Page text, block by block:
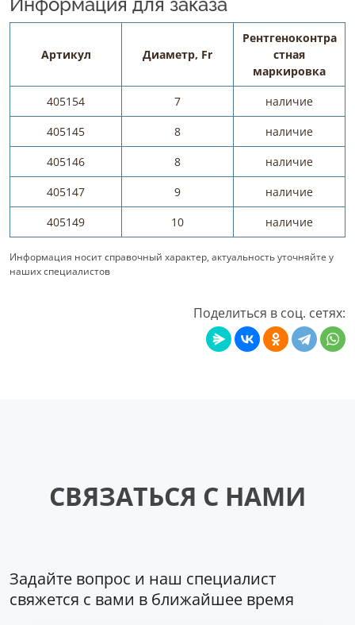
Артикул Диаметр, Fr
Рентгеноконтра
стная
маркировка
405154
7
наличие
405145
8
наличие
405146
8
наличие
405147
9
наличие
405149
10 наличие
Информация носит справочный характер, актуальность уточняйте у
наших специалистов
Поделиться в соц. сетях:
СВЯЗАТЬСЯ С НАМИ
Задайте вопрос и наш специалист
свяжется с вами в ближайшее время